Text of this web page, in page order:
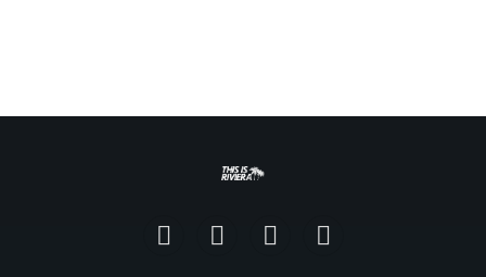
FacebookInstagramTikTok YouTube